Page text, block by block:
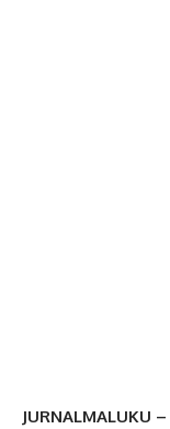
JURNALMALUKU –